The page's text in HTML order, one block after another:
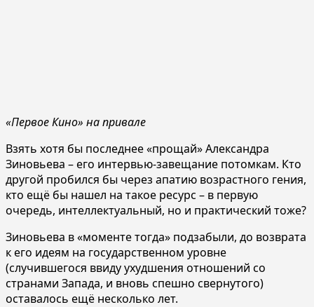
«Первое Кино» на привале
Взять хотя бы последнее «прощай» Александра
Зиновьева – его интервью-завещание потомкам. Кто
другой пробился бы через апатию возрастного гения,
кто ещё бы нашел на такое ресурс – в первую
очередь, интеллектуальный, но и практический тоже?
Зиновьева в «моменте тогда» подзабыли, до возврата
к его идеям на государственном уровне
(случившегося ввиду ухудшения отношений со
странами Запада, и вновь спешно свернутого)
оставалось ещё несколько лет.